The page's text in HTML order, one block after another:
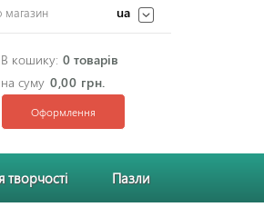
магазин ua
В кошику: 0 товарів
на суму 0,00 грн.
Оформлення
Пазли